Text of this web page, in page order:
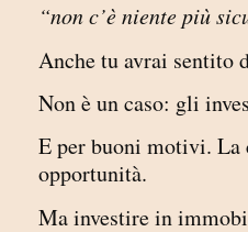
“non c’è niente più
Anche tu avrai sentito
Non è un caso: gli
E per buoni motivi. La
opportunità.
Ma investire in